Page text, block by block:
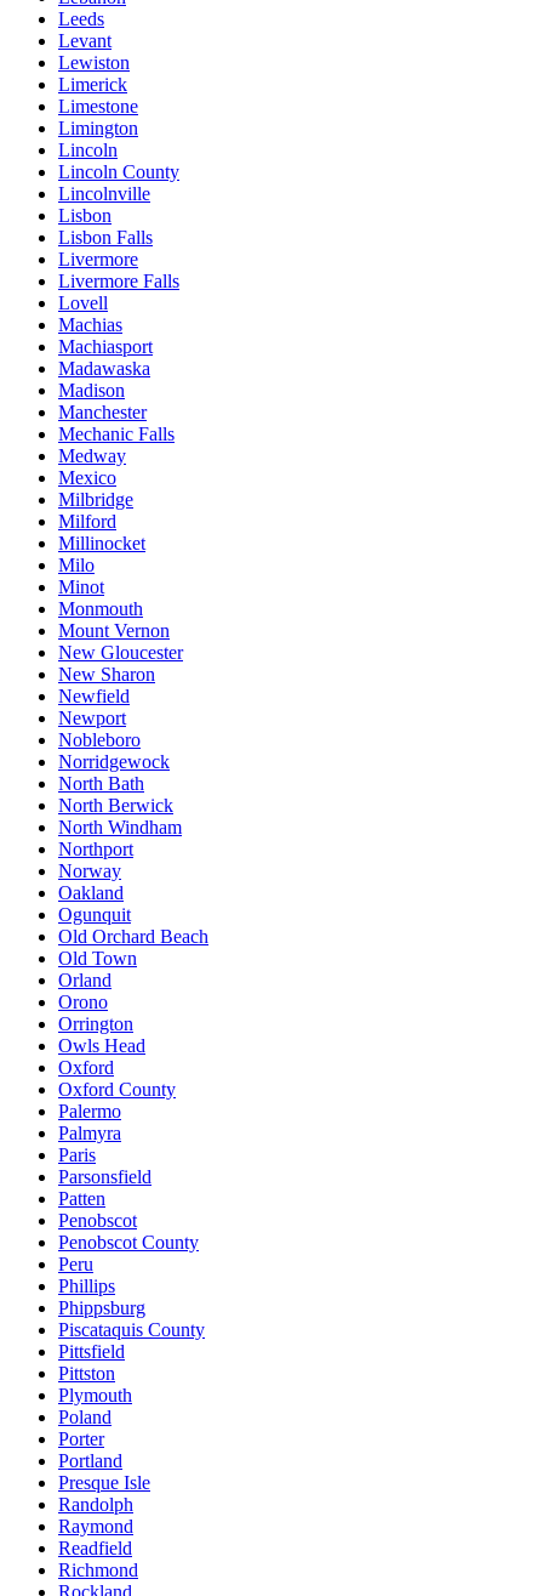
Leeds
Levant
Lewiston
Limerick
Limestone
Limington
Lincoln
Lincoln County
Lincolnville
Lisbon
Lisbon Falls
Livermore
Livermore Falls
Lovell
Machias
Machiasport
Madawaska
Madison
Manchester
Mechanic Falls
Medway
Mexico
Milbridge
Milford
Millinocket
Milo
Minot
Monmouth
Mount Vernon
New Gloucester
New Sharon
Newfield
Newport
Nobleboro
Norridgewock
North Bath
North Berwick
North Windham
Northport
Norway
Oakland
Ogunquit
Old Orchard Beach
Old Town
Orland
Orono
Orrington
Owls Head
Oxford
Oxford County
Palermo
Palmyra
Paris
Parsonsfield
Patten
Penobscot
Penobscot County
Peru
Phillips
Phippsburg
Piscataquis County
Pittsfield
Pittston
Plymouth
Poland
Porter
Portland
Presque Isle
Randolph
Raymond
Readfield
Richmond
Rockland